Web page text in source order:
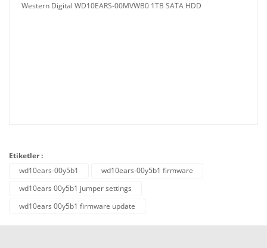
Western Digital WD10EARS-00MVWB0 1TB SATA HDD
Etiketler :
wd10ears-00y5b1
wd10ears-00y5b1 firmware
wd10ears 00y5b1 jumper settings
wd10ears 00y5b1 firmware update